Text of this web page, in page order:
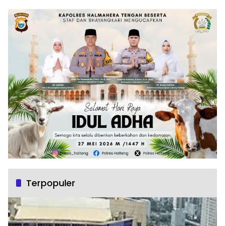
Terpopuler